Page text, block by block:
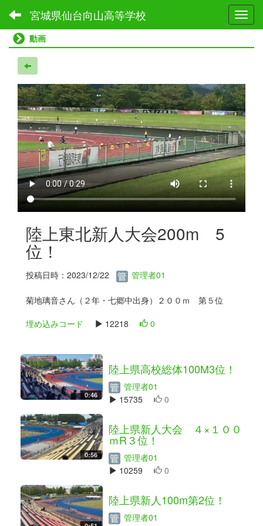
宮城県仙台向山高等学校
動画
陸上東北新人大会200m 5
位！
投稿日時：2023/12/22 管理者01
菊地璃音さん（２年・七郷中出身）２００ｍ 第５位
埋め込みコード
12218 0
0:46
陸上県高校総体100M3位！
管理者01
15735
0
0:56
陸上県新人大会 ４×１００
ｍR３位！
管理者01
10259
0
陸上県新人100m第2位！
管理者01